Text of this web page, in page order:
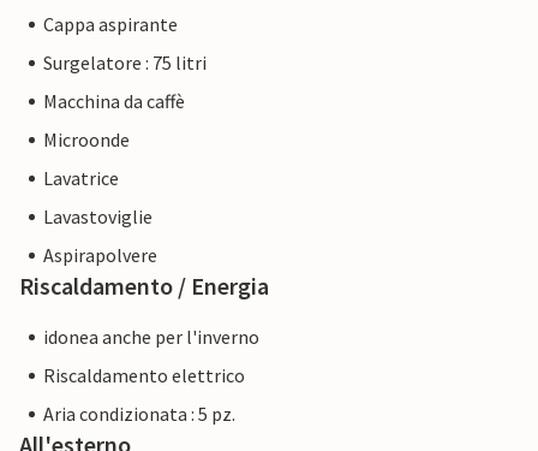
Cappa aspirante
Surgelatore : 75 litri
Macchina da caffè
Microonde
Lavatrice
Lavastoviglie
Aspirapolvere
Riscaldamento / Energia
idonea anche per l'inverno
Riscaldamento elettrico
Aria condizionata : 5 pz.
All'esterno